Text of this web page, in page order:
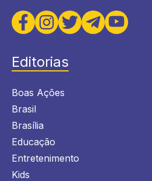
Editorias
Boas Ações
Brasil
Brasília
Educação
Entretenimento
Kids